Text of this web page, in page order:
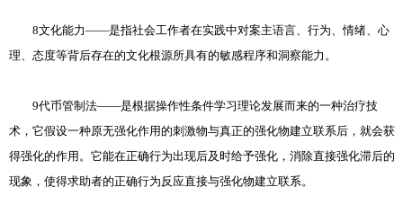
8文化能力——是指社会工作者在实践中对案主语言、行为、情绪、心
理、态度等背后存在的文化根源所具有的敏感程序和洞察能力。
9代币管制法——是根据操作性条件学习理论发展而来的一种治疗技
术，它假设一种原无强化作用的刺激物与真正的强化物建立联系后，就会获
得强化的作用。它能在正确行为出现后及时给予强化，消除直接强化滞后的
现象，使得求助者的正确行为反应直接与强化物建立联系。